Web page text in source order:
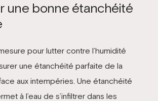
une bonne étanchéité
pour lutter contre l’humidité
une étanchéité parfaite de la
aux intempéries. Une étanchéité
à l’eau de s’infiltrer dans les